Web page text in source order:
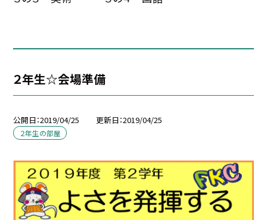
２年生☆会場準備
公開日 2019/04/25 更新日 2019/04/25
２年生の部屋